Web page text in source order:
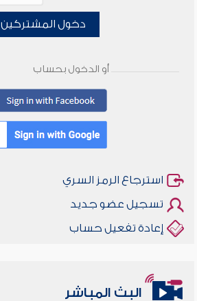
دخول المشتركين
أو الدخول بحساب
استرجاع الرمز السري
تسجيل عضو جديد
إعادة تفعيل حساب
البث المباشر